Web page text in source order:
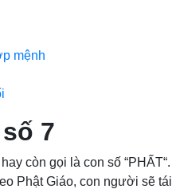
mệnh
7
còn gọi là con số
Phật Giáo, con người sẽ